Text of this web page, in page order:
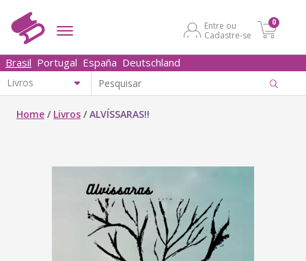
Entre ou
Cadastre-se
0
Brasil Portugal España Deutschland
Home / Livros /ALVÍSSARAS!!